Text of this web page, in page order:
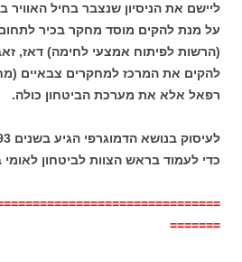
ליישם את הניסיון שנצבר בחיל
על מנת להקים מוסד מחקר בכיר
(הרשות לפיתוח אמצעי לחימה) דאז,
להקים את המרכז למחקרים צבאיים
רפאל אלא את מערכת הביטחון כולה.
כדי לעמוד בראש הצוות לביטחון
=======